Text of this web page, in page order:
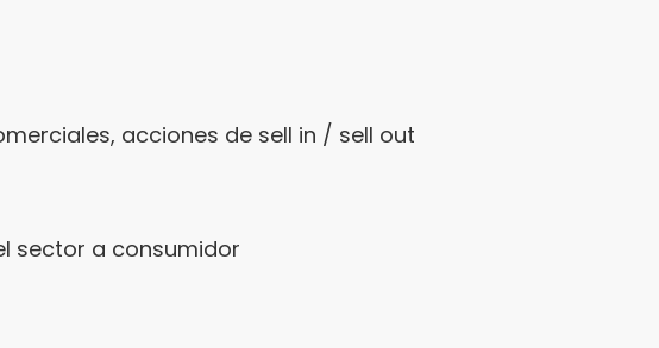
acciones de sell in / sell out
sector a consumidor